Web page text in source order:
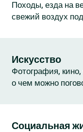
Походы, езда на
свежий воздух
Искусство
Фотография,
о чем можно
Социальная